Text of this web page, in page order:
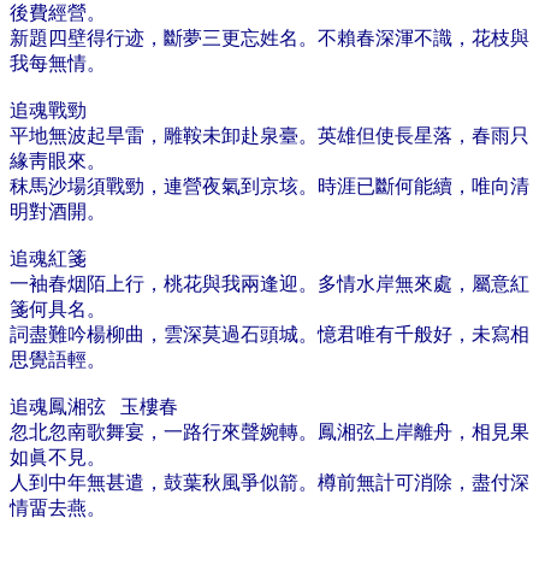
後費經營。
新題四壁得行迹，斷夢三更忘姓名。不賴春深渾不識，花枝與
我每無情。
追魂戰勁
​平地無波起旱雷，雕鞍未卸赴泉臺。英雄但使長星落，春雨只
緣靑眼來。​
秣馬沙場須戰勁，連營夜氣到京垓。時涯已斷何能續，唯向清
明對酒開。​
追魂紅箋
一袖春烟陌上行，桃花與我兩逢迎。多情水岸無來處，屬意紅
箋何具名。
詞盡難吟楊柳曲，雲深莫過石頭城。憶君唯有千般好，未寫相
思覺語輕。
追魂鳳湘弦 玉樓春
​忽北忽南歌舞宴，一路行來聲婉轉。鳳湘弦上岸離舟，相見果
如眞不見。
人到中年無甚遣，鼓葉秋風爭似箭。樽前無計可消除，盡付深
情畱去燕。